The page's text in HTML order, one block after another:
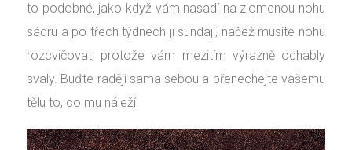
to podobné, jako když vám nasadí na zlomenou nohu
sádru a po třech týdnech ji sundají, načež musíte nohu
rozcvičovat, protože vám mezitím výrazně ochably
svaly. Buďte raději sama sebou a přenechejte vašemu
tělu to, co mu náleží.